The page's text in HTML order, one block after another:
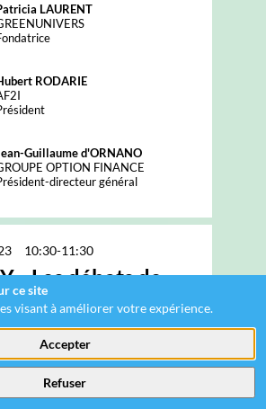
LAURENT
RODARIE
Guillaume d'ORNANO
OPTION FINANCE
directeur général
10:30-11:30
- Les débats de
Présentation des
des commissions
Investissement responsable -
dans l’industrie de la
ce site
visant à améliorer votre expérience.
Accepter
Refuser